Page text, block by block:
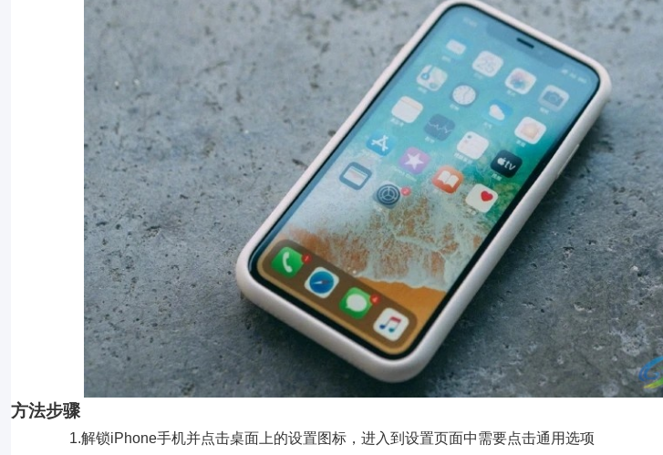
方法步骤
1.解锁iPhone手机并点击桌面上的设置图标，进入到设置页面中需要点击通用选项